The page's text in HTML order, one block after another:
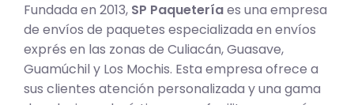
Fundada en 2013, SP Paqueteríaes una empresa
de envíos de paquetes especializada en envíos
exprés en las zonas de Culiacán, Guasave,
Guamúchil y Los Mochis. Esta empresa ofrece a
sus clientes atención personalizada y una gama